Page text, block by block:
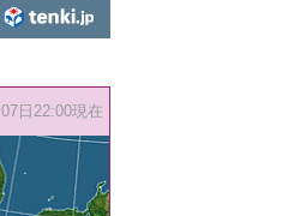
07日22:00現在